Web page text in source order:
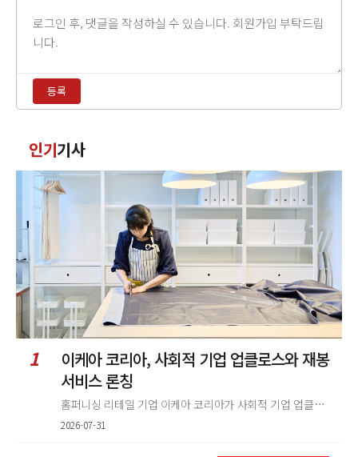
력
등록
글
인기기사
1
이케아 코리아, 사회적 기업 업클로스와 재봉
서비스 론칭
홈퍼니싱 리테일 기업 이케아 코리아가 사회적 기업 업클로스(Upcloth)와 협력해 재봉 서비스를 선보인다. 이번 협업은 이케
2026-07-31